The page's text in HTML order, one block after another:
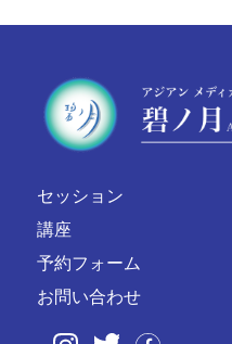
セッション
講座
予約フォーム
お問い合わせ